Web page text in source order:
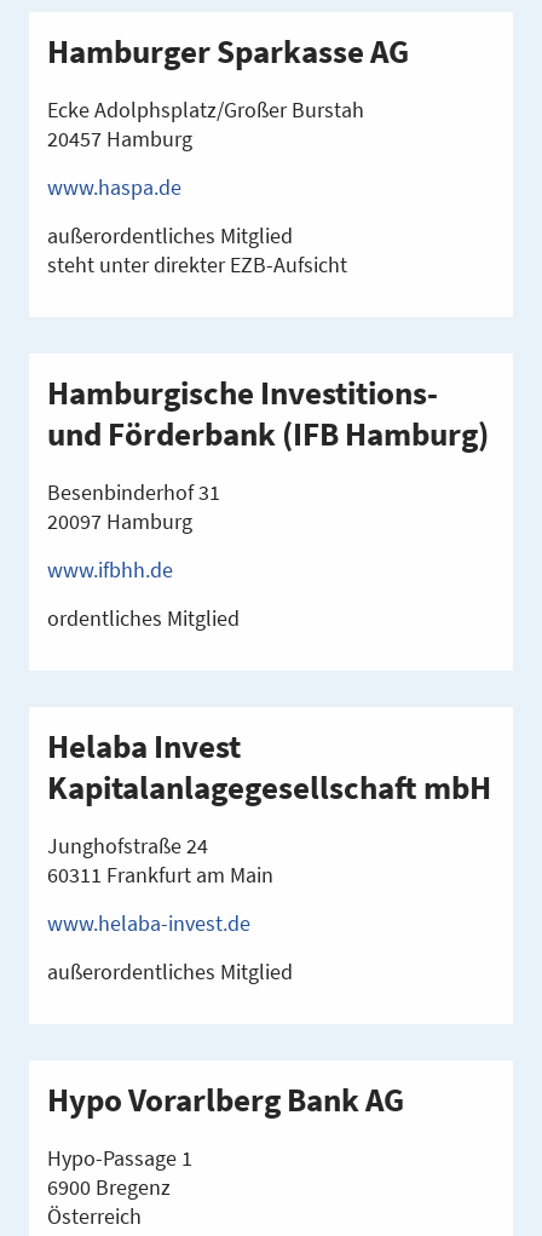
Hamburger Sparkasse AG
Ecke Adolphsplatz/Großer Burstah
20457 Hamburg
www.haspa.de
außerordentliches Mitglied
steht unter direkter EZB-Aufsicht
Hamburgische Investitions-
und Förderbank (IFB Hamburg)
Besenbinderhof 31
20097 Hamburg
www.ifbhh.de
ordentliches Mitglied
Helaba Invest
Kapitalanlagegesellschaft mbH
Junghofstraße 24
60311 Frankfurt am Main
www.helaba-invest.de
außerordentliches Mitglied
Hypo Vorarlberg Bank AG
Hypo-Passage 1
6900 Bregenz
Österreich